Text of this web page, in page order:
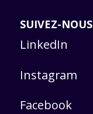
SUIVEZ-NOUS
LinkedIn
Instagram
Facebook